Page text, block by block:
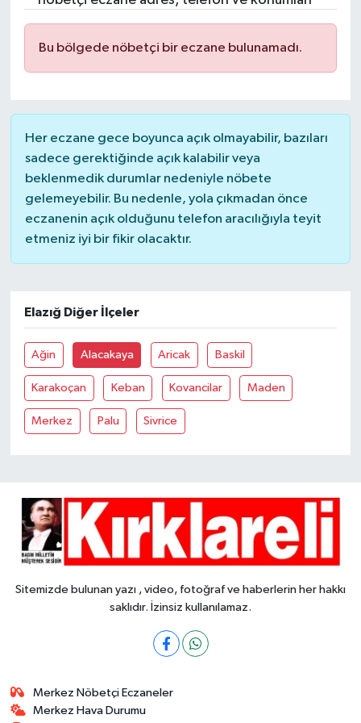
Bu bölgede nöbetçi bir eczane bulunamadı.
Her eczane gece boyunca açık olmayabilir, bazıları
sadece gerektiğinde açık kalabilir veya
beklenmedik durumlar nedeniyle nöbete
gelemeyebilir. Bu nedenle, yola çıkmadan önce
eczanenin açık olduğunu telefon aracılığıyla teyit
etmeniz iyi bir fikir olacaktır.
Elazığ Diğer İlçeler
Ağin Alacakaya Aricak Baskil
Karakoçan Keban Kovancilar Maden
Merkez Palu Sivrice
Sitemizde bulunan yazı , video, fotoğraf ve haberlerin her hakkı
saklıdır. İzinsiz kullanılamaz.
Merkez Nöbetçi Eczaneler
Merkez Hava Durumu